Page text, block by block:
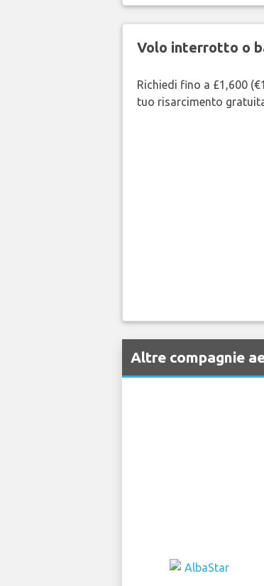
Volo interrotto o
Richiedi fino a £1,600
tuo risarcimento
Altre compagnie